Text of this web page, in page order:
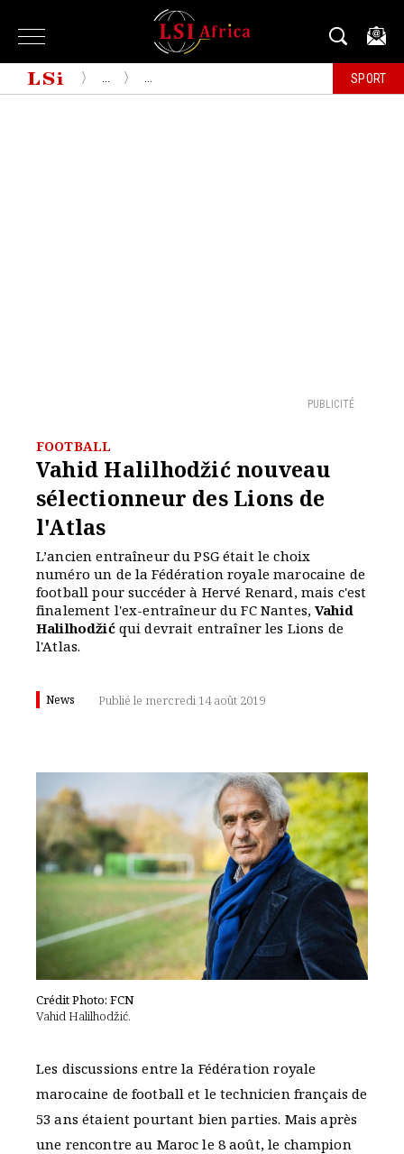
SPORT
PUBLICITÉ
FOOTBALL
Vahid Halilhodžić nouveau
sélectionneur des Lions de
l'Atlas
L’ancien entraîneur du PSG était le choix
numéro un de la Fédération royale marocaine de
football pour succéder à Hervé Renard, mais c'est
finalement l'ex-entraîneur du FC Nantes,Vahid
Halilhodžićqui devrait entraîner les Lions de
l'Atlas.
News Publié le mercredi 14 août 2019
Crédit Photo: FCN
Vahid Halilhodžić.
Les discussions entre la Fédération royale
marocaine de football et le technicien français de
53 ans étaient pourtant bien parties. Mais après
une rencontre au Maroc le 8 août, le champion